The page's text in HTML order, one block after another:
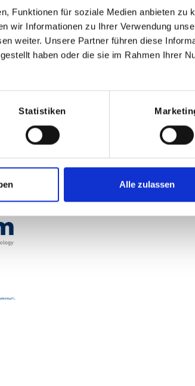
Funktionen für soziale Medien anbieten zu
wir Informationen zu Ihrer Verwendung
weiter. Unsere Partner führen diese
haben oder die sie im Rahmen Ihrer
Statistiken
Alle zulassen